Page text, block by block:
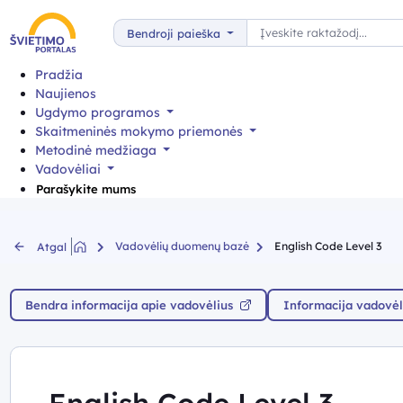
Bendroji paieška
Paieška
Pradžia
Naujienos
Ugdymo programos
Skaitmeninės mokymo priemonės
Metodinė medžiaga
Vadovėliai
Parašykite mums
Atgal Vadovėlių duomenų bazė English Code Level 3
Bendra informacija apie vadovėlius Informacija